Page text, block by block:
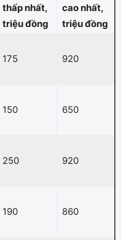
thấp nhất,
triệu đồng
cao nhất,
triệu đồng
175 920
150 650
250 920
190 860